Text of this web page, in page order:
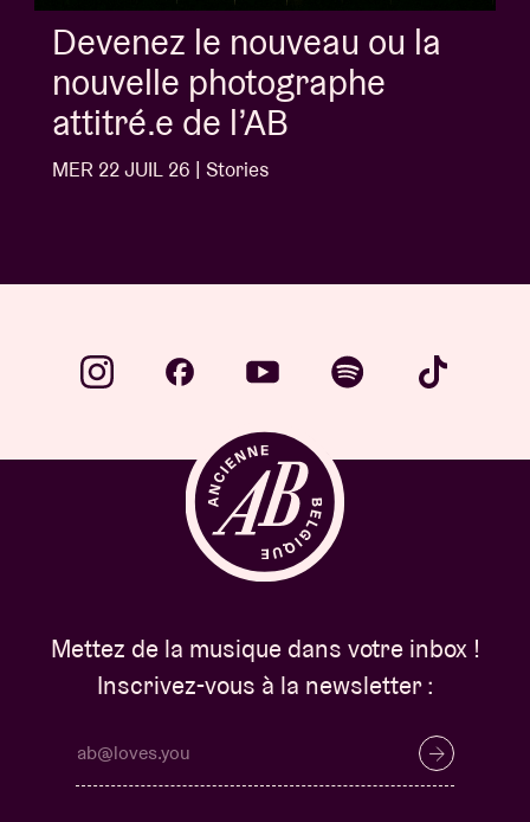
le nouveau ou la
photographe
de l’AB
22 JUIL 26 | Stories
Mettez de la musique dans votre inbox !
Inscrivez-vous à la newsletter :